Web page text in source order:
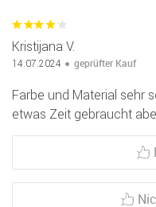
Kristijana V.
14.07.2024 geprüfter Kauf
Farbe und Material sehr
etwas Zeit gebraucht